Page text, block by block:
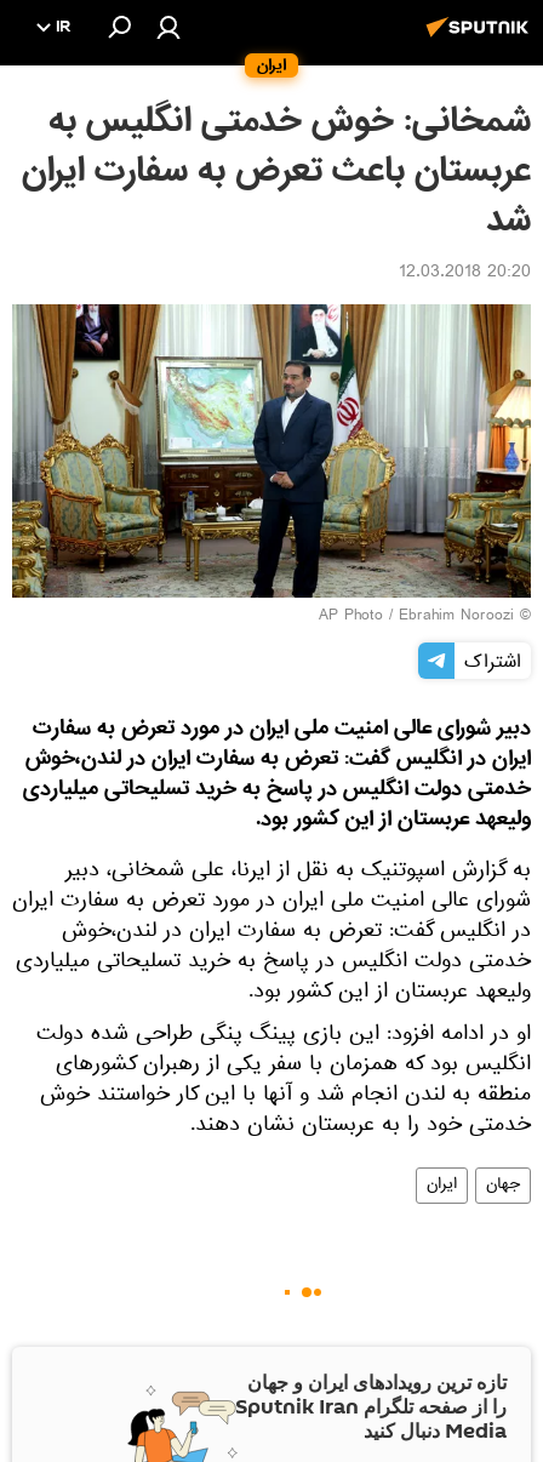
ایران
IR
شمخانی: خوش خدمتی انگلیس به
عربستان باعث تعرض به سفارت ایران
شد
20:20 12.03.2018
© AP Photo / Ebrahim Noroozi
اشتراک
دبیر شورای عالی امنیت ملی ایران در مورد تعرض به سفارت
ایران در انگلیس گفت: تعرض به سفارت ایران در لندن،خوش
خدمتی دولت انگلیس در پاسخ به خرید تسلیحاتی میلیاردی
ولیعهد عربستان از این کشور بود.
به گزارش اسپوتنیک به نقل از ایرنا، علی شمخانی، دبیر
شورای عالی امنیت ملی ایران در مورد تعرض به سفارت ایران
در انگلیس گفت: تعرض به سفارت ایران در لندن،خوش
خدمتی دولت انگلیس در پاسخ به خرید تسلیحاتی میلیاردی
ولیعهد عربستان از این کشور بود.
او در ادامه افزود: این بازی پینگ پنگی طراحی شده دولت
انگلیس بود که همزمان با سفر یکی از رهبران کشورهای
منطقه به لندن انجام شد و آنها با این کار خواستند خوش
خدمتی خود را به عربستان نشان دهند.
جهان ایران
تازه ترین رویدادهای ایران و جهان
را از صفحه تلگرام Sputnik Iran
Media دنبال کنید